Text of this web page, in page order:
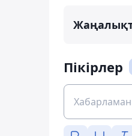
Пікірлер